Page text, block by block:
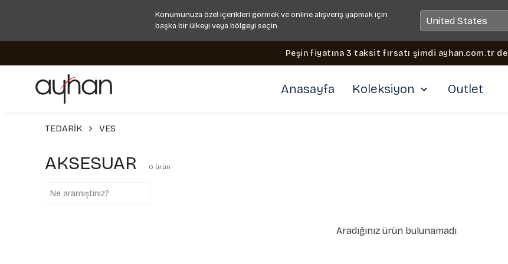
Konumunuza özel içerikleri görmek ve online alışveriş yapmak için
başka bir ülkeyi veya bölgeyi seçin.
Peşin fiyatına 3 taksit fırsatı şimdi ayhan.com.tr de
Anasayfa Koleksiyon Outlet
TEDARİK VES
AKSESUAR 0 ürün
Aradığınız ürün bulunamadı